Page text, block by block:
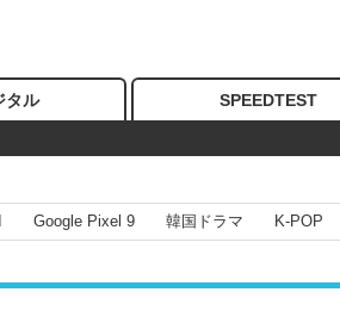
タル SPEEDTEST
Google Pixel 9 韓国ドラマ K-POP